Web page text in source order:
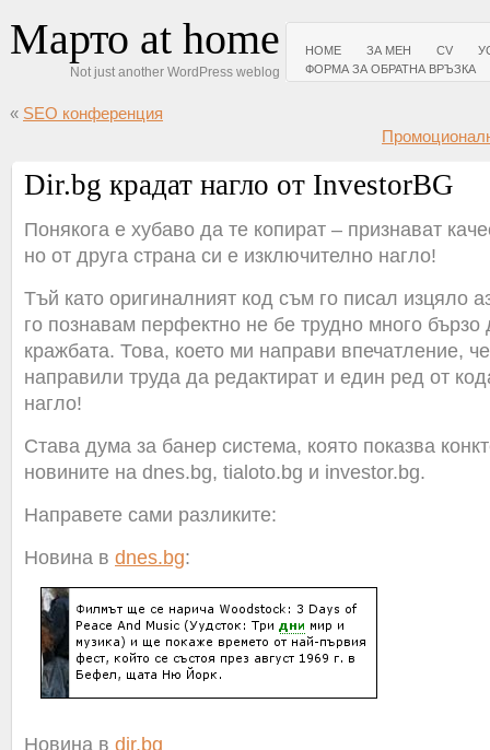
Марто at home
Not just another WordPress weblog
HOME ЗА МЕН CV
ФОРМА ЗА ОБРАТНА ВРЪЗКА
« SEO конференция
Dir.bg крадат нагло от InvestorBG
Понякога е хубаво да те копират – признават
но от друга страна си е изключително нагло!
Тъй като оригиналният код съм го писал изцяло
го познавам перфектно не бе трудно много бързо
кражбата. Това, което ми направи впечатление,
направили труда да редактират и един ред от
нагло!
Става дума за банер система, която показва
новините на dnes.bg, tialoto.bg и investor.bg.
Направете сами разликите:
Новина в dnes.bg:
Новина в dir.bg